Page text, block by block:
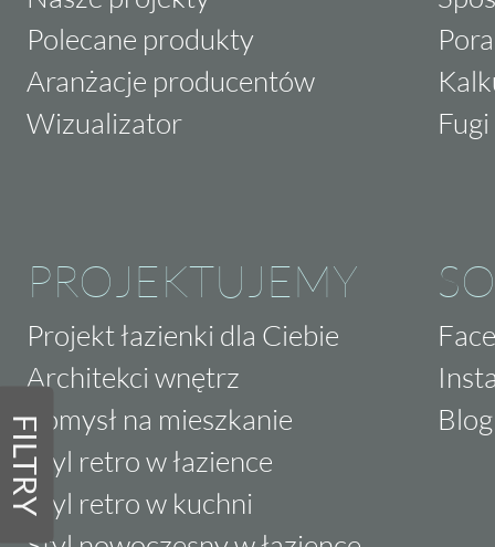
FILTRY
Polecane produkty
Aranżacje producentów
Wizualizator
PROJEKTUJEMY
Projekt łazienki dla Ciebie
Architekci wnętrz
Pomysł na mieszkanie
Styl retro w łazience
Styl retro w kuchni
Blog